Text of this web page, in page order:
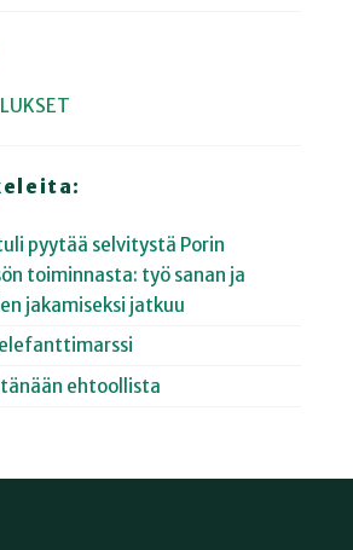
pyytää selvitystä Porin
toiminnasta: työ sanan ja
jakamiseksi jatkuu
ehtoollista